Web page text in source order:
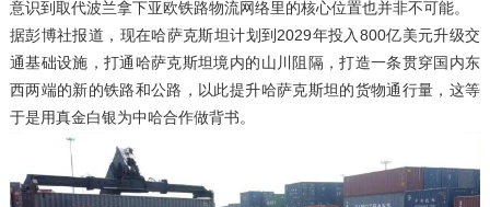
意识到取代波兰拿下亚欧铁路物流网络里的核心位置也并非不可能。
据彭博社报道，现在哈萨克斯坦计划到2029年投入800亿美元升级交
通基础设施，打通哈萨克斯坦境内的山川阻隔，打造一条贯穿国内东
西两端的新的铁路和公路，以此提升哈萨克斯坦的货物通行量，这等
于是用真金白银为中哈合作做背书。